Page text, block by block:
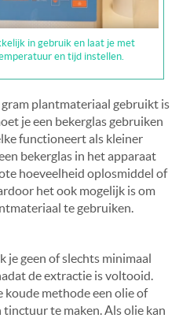
in gebruik en laat je met
en tijd instellen.
plantmateriaal gebruikt is
je een bekerglas gebruiken
functioneert als kleiner
bekerglas in het apparaat
hoeveelheid oplosmiddel of
het ook mogelijk is om
te gebruiken.
je geen of slechts minimaal
de extractie is voltooid.
koude methode een olie of
te maken. Als olie kan